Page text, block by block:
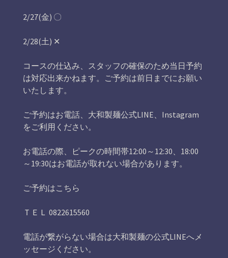
2/27(金) 〇
2/28(土) ‪✕‬
コースの仕込み、スタッフの確保のため当日予約
は対応出来かねます。ご予約は前日までにお願い
いたします。
ご予約はお電話、大和製麺公式LINE、Instagram
をご利用ください。
お電話の際、ピークの時間帯12:00～12:30、18:00
～19:30はお電話が取れない場合があります。
ご予約はこちら
ＴＥＬ 0822615560
電話が繋がらない場合は大和製麺の公式LINEへメ
ッセージください。